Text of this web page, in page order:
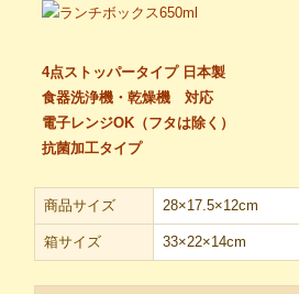
4点ストッパータイプ 日本製
食器洗浄機・乾燥機 対応
電子レンジOK（フタは除く）
抗菌加工タイプ
商品サイズ 28×17.5×12cm
箱サイズ 33×22×14cm